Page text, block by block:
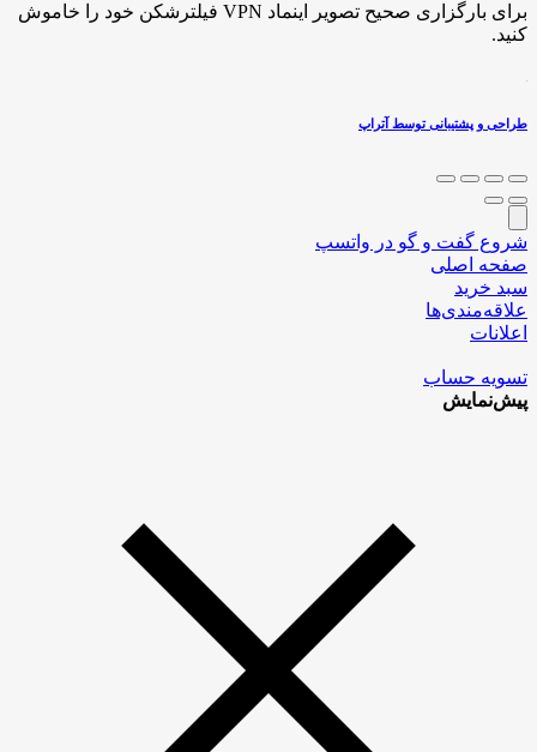
برای بارگزاری صحیح تصویر اینماد VPN فیلترشکن خود را خاموش
کنید.
طراحی و پشتیبانی توسط آتراپ
شروع گفت و گو در واتسپ
صفحه اصلی
سبد خرید
علاقه‌مندی‌ها
اعلانات
تسویه حساب
پیش‌نمایش